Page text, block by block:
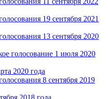
19 сентября 2021
13 сентября 2020
голосование 1 июля 2020
2020 года
8 сентября 2019
2018 года